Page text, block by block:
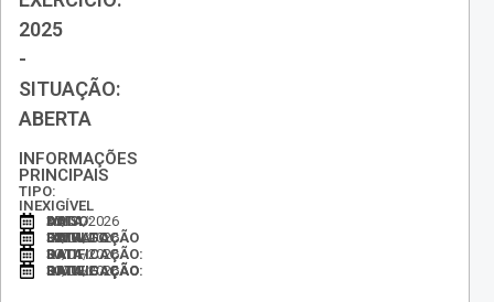
2025
-
SITUAÇÃO:
ABERTA
INFORMAÇÕES
PRINCIPAIS
TIPO:
INEXIGÍVEL
DATA DO AVISO:
30/01/2026
DATA DA DIVULGAÇÃO DO EXTRATO:
30/01/2026
DATA DA RATIFICAÇÃO:
30/01/2026
DATA DA DIVULGAÇÃO DA RATIFICAÇÃO:
30/01/2026